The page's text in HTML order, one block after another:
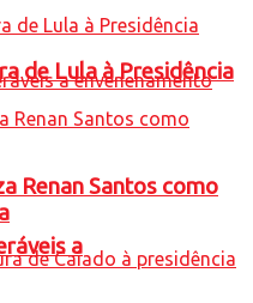
a
de Lula à Presidência
Renan Santos como